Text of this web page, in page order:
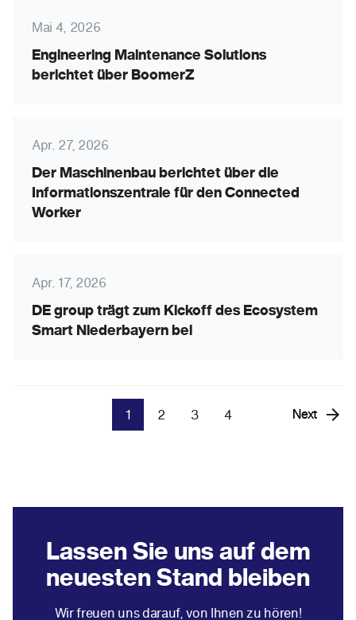
Mai 4, 2026
Engineering Maintenance Solutions
berichtet über BoomerZ
Apr. 27, 2026
Der Maschinenbau berichtet über die
Informationszentrale für den Connected
Worker
Apr. 17, 2026
DE group trägt zum Kickoff des Ecosystem
Smart Niederbayern bei
1 2 3 4 Next
Lassen Sie uns auf dem
neuesten Stand bleiben
Wir freuen uns darauf, von Ihnen zu hören!